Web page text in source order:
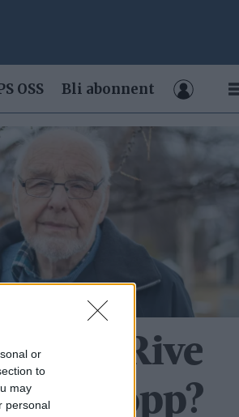
or
to
may
personal
OSS Bli abonnent
- da! Rive
opp?